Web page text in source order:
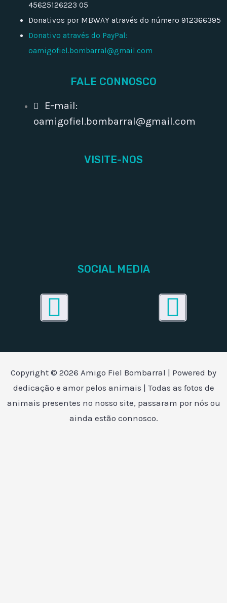
45625126223 05
Donativos por MBWAY através do número 912366395
Donativo através do PayPal:
oamigofiel.bombarral@gmail.com
FALE CONNOSCO
E-mail:
oamigofiel.bombarral@gmail.com
VISITE-NOS
SOCIAL MEDIA
Facebook
Copyright © 2026 Amigo Fiel Bombarral | Powered by
dedicação e amor pelos animais | Todas as fotos de
animais presentes no nosso site, passaram por nós ou
ainda estão connosco.